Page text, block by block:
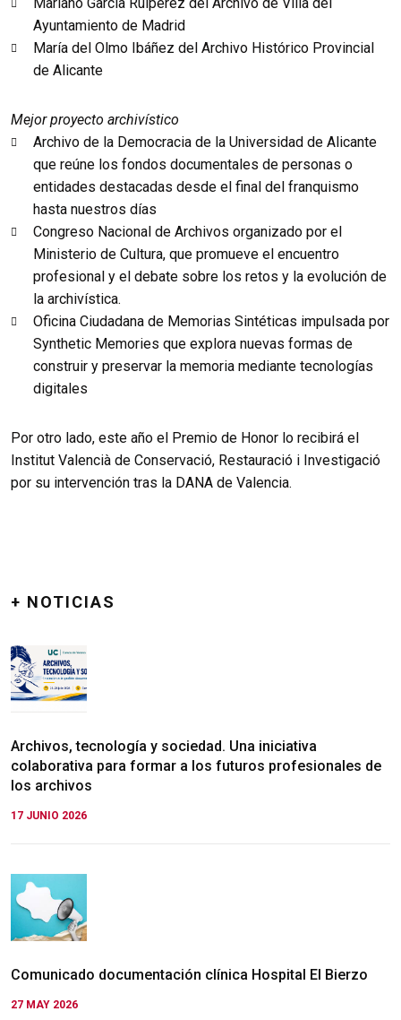
Ayuntamiento de Madrid
María del Olmo Ibáñez del Archivo Histórico Provincial
de Alicante
Mejor proyecto archivístico
Archivo de la Democracia de la Universidad de Alicante
que reúne los fondos documentales de personas o
entidades destacadas desde el final del franquismo
hasta nuestros días
Congreso Nacional de Archivos organizado por el
Ministerio de Cultura, que promueve el encuentro
profesional y el debate sobre los retos y la evolución de
la archivística.
Oficina Ciudadana de Memorias Sintéticas impulsada por
Synthetic Memories que explora nuevas formas de
construir y preservar la memoria mediante tecnologías
digitales
Por otro lado, este año el Premio de Honor lo recibirá el
Institut Valencià de Conservació, Restauració i Investigació
por su intervención tras la DANA de Valencia.
+ NOTICIAS
Archivos, tecnología y sociedad. Una iniciativa
colaborativa para formar a los futuros profesionales de
los archivos
17 JUNIO 2026
Comunicado documentación clínica Hospital El Bierzo
27 MAY 2026